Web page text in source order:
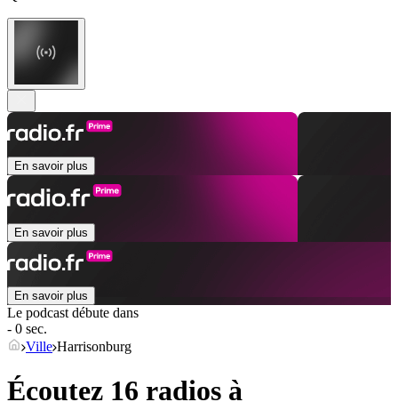
En savoir plus
En savoir plus
En savoir plus
Le podcast débute dans
- 0 sec.
Ville Harrisonburg
Écoutez 16 radios à